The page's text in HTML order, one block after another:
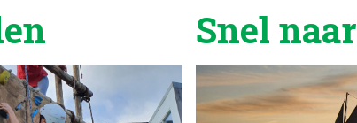
Snel naar